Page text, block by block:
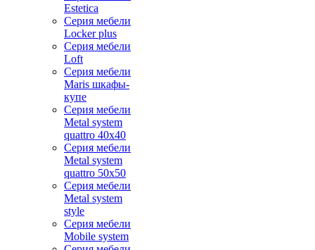
Estetica
Серия мебели
Locker plus
Серия мебели
Loft
Серия мебели
Maris шкафы-
купе
Серия мебели
Metal system
quattro 40x40
Серия мебели
Metal system
quattro 50x50
Серия мебели
Metal system
style
Серия мебели
Mobile system